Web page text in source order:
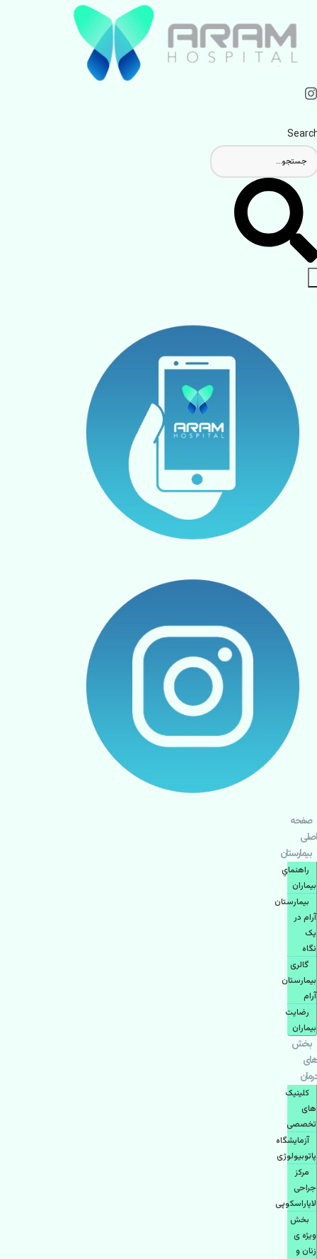
صفحه
اصلی
بيمارستان
راهنماي
بیماران
بیمارستان
آرام در
یک
نگاه
گالری
بیمارستان
آرام
رضایت
بیماران
بخش
های
درمان
کلینیک
های
تخصصی
آزمایشگاه
پاتوبیولوژی
مرکز
جراحی
لاپاراسکوپی
بخش
ویژه ی
زنان و